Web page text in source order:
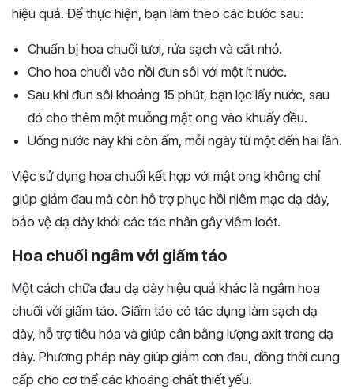
hiệu quả. Để thực hiện, bạn làm theo các bước sau:
Chuẩn bị hoa chuối tươi, rửa sạch và cắt nhỏ.
Cho hoa chuối vào nồi đun sôi với một ít nước.
Sau khi đun sôi khoảng 15 phút, bạn lọc lấy nước, sau
đó cho thêm một muỗng mật ong vào khuấy đều.
Uống nước này khi còn ấm, mỗi ngày từ một đến hai lần.
Việc sử dụng hoa chuối kết hợp với mật ong không chỉ
giúp giảm đau mà còn hỗ trợ phục hồi niêm mạc dạ dày,
bảo vệ dạ dày khỏi các tác nhân gây viêm loét.
Hoa chuối ngâm với giấm táo
Một cách chữa đau dạ dày hiệu quả khác là ngâm hoa
chuối với giấm táo. Giấm táo có tác dụng làm sạch dạ
dày, hỗ trợ tiêu hóa và giúp cân bằng lượng axit trong dạ
dày. Phương pháp này giúp giảm cơn đau, đồng thời cung
cấp cho cơ thể các khoáng chất thiết yếu.